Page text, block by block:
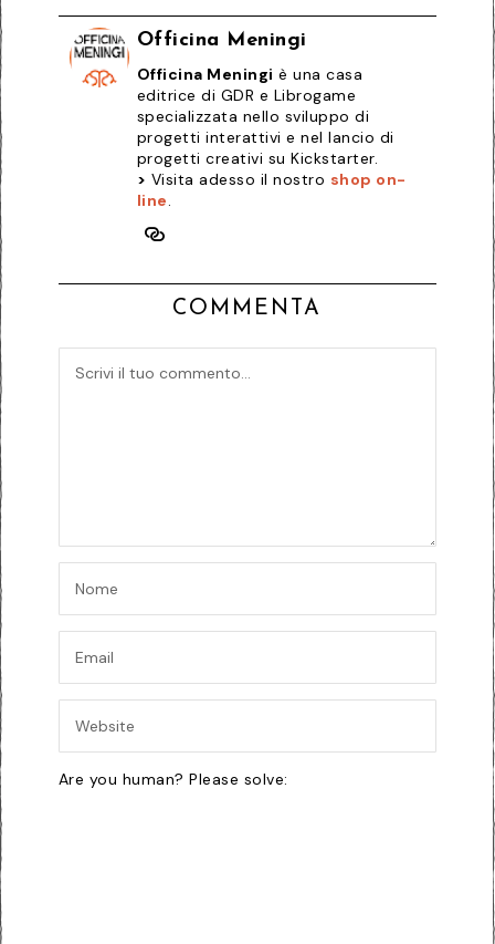
Officina Meningi
Officina Meningi è una casa
editrice di GDR e Librogame
specializzata nello sviluppo di
progetti interattivi e nel lancio di
progetti creativi su Kickstarter.
> Visita adesso il nostro shop on-
line
COMMENTA
Are you human? Please solve: